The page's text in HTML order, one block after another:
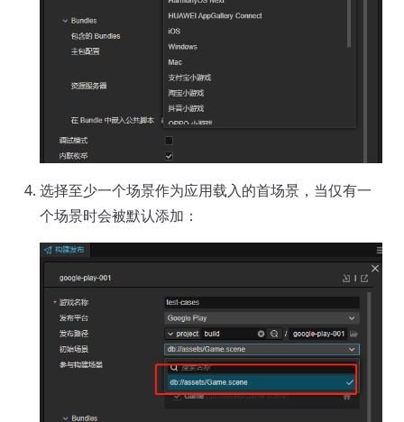
选择至少一个场景作为应用载入的首场景，当仅有一
个场景时会被默认添加：